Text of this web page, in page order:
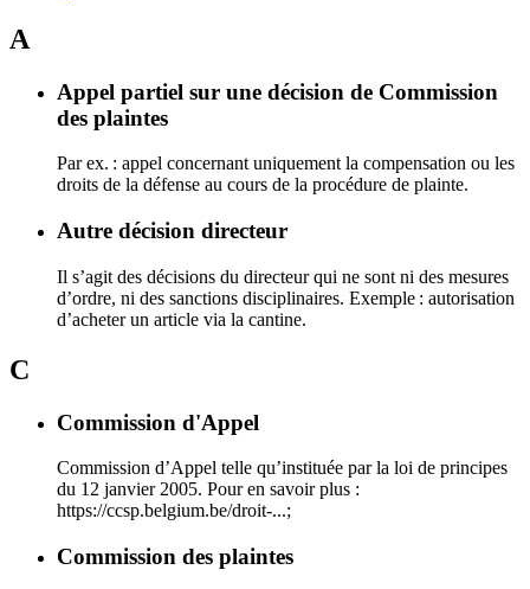
A
Appel partiel sur une décision de Commission
des plaintes
Par ex. : appel concernant uniquement la compensation ou les
droits de la défense au cours de la procédure de plainte.
Autre décision directeur
Il s’agit des décisions du directeur qui ne sont ni des mesures
d’ordre, ni des sanctions disciplinaires. Exemple : autorisation
d’acheter un article via la cantine.
C
Commission d'Appel
Commission d’Appel telle qu’instituée par la loi de principes
du 12 janvier 2005. Pour en savoir plus :
https://ccsp.belgium.be/droit-...;
Commission des plaintes